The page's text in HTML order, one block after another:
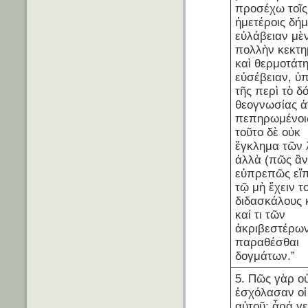
προσέχω τοῖς
ἡμετέροις
εὐλάβειαν
πολλὴν
καὶ
εὐσέβειαν,
τῆς περὶ τὸ
θεογνωσίας
τοῦτο δὲ οὐκ
ἔγκλημα τῶν
ἀλλὰ (πῶς ἂν
εὐπρεπῶς
τῷ μὴ ἔχειν
διδασκάλους
καί τι τῶν
παραθέσθαι
δογμάτων.”
5. Πῶς γὰρ
ἐσχόλασαν